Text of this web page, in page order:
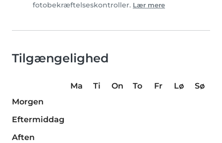
fotobekræftelseskontroller. Lær mere
Tilgængelighed
Ma Ti On To Fr Lø
Sø
Morgen
Eftermiddag
Aften